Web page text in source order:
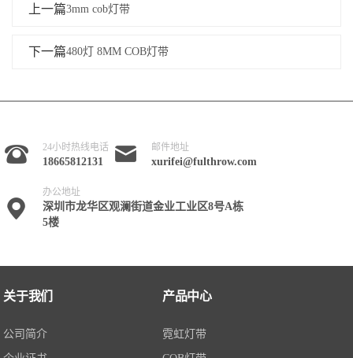
上一篇3mm cob灯带
下一篇480灯 8MM COB灯带
24小时热线电话
18665812131
邮件地址
xurifei@fulthrow.com
办公地址
深圳市龙华区观澜街道金业工业区8号A栋
5楼
关于我们
公司简介
产品中心
霓虹灯带